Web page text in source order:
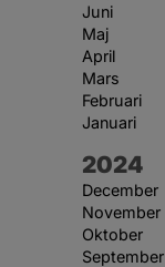
Juni
Maj
April
Mars
Februari
Januari
År:
2024
December
November
Oktober
September